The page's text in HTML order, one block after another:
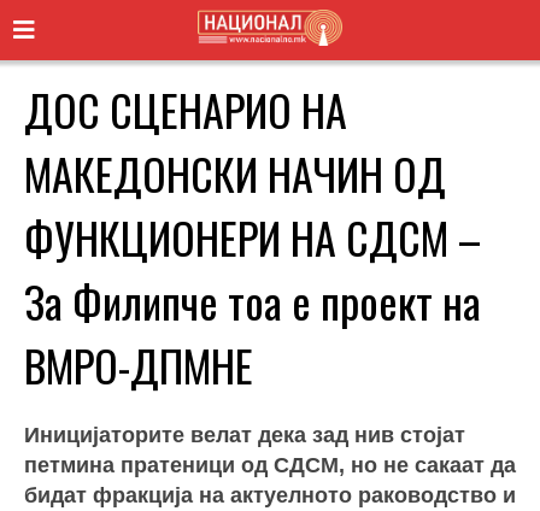
ДОС СЦЕНАРИО НА
МАКЕДОНСКИ НАЧИН ОД
ФУНКЦИОНЕРИ НА СДСМ –
За Филипче тоа е проект на
ВМРО-ДПМНЕ
Иницијаторите велат дека зад нив стојат
петмина пратеници од СДСМ, но не сакаат да
бидат фракција на актуелното раководство и